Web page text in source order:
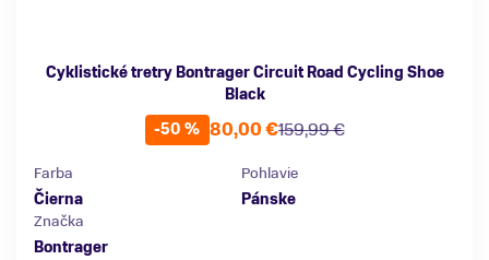
Cyklistické tretry Bontrager Circuit Road Cycling Shoe
Black
-50 %
159,99 €
80,00 €
Farba
Čierna
Pohlavie
Pánske
Značka
Bontrager